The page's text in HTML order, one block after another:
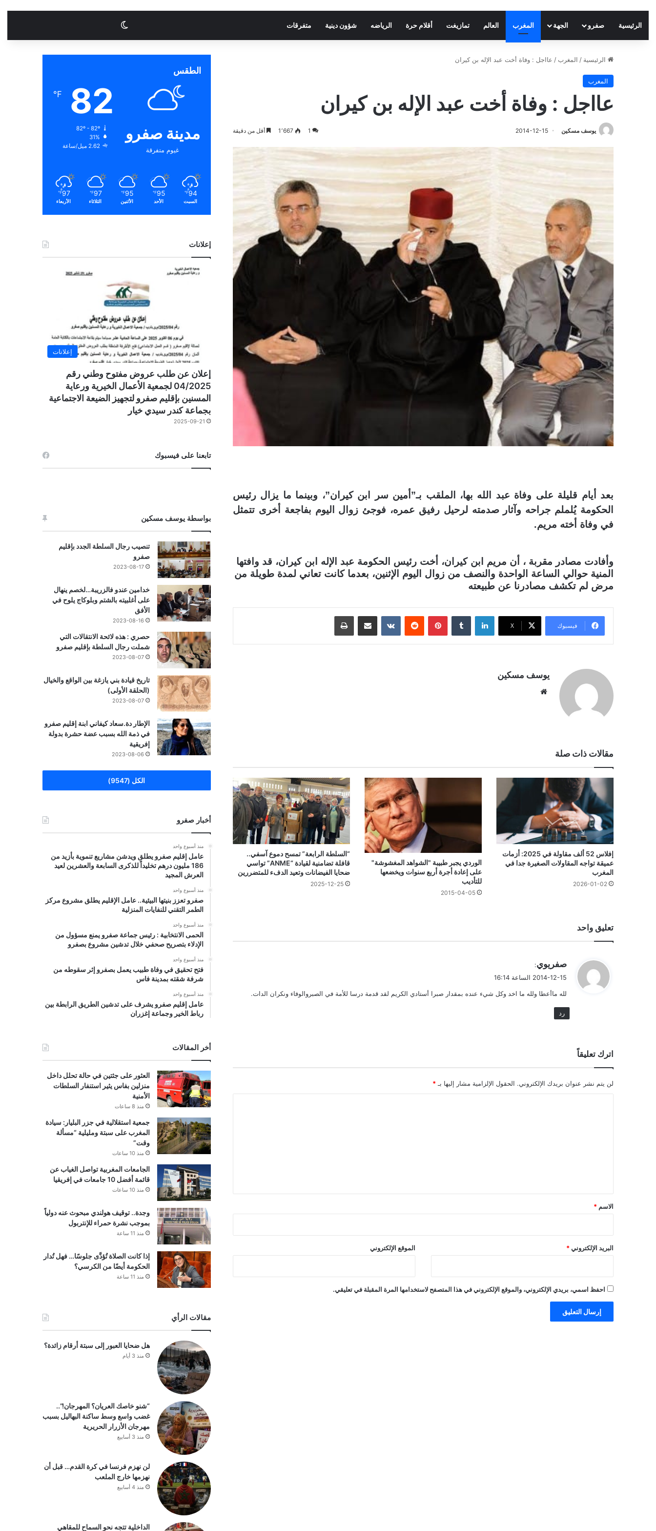
الرئيسية صفرو الجهة المغرب العالم تمازيغت أقلام حرة الرياضه شؤون دينية متفرقات الوضع المظلم
الرئيسية / المغرب / عااجل : وفاة أخت عبد الإله بن كيران
المغرب
عااجل : وفاة أخت عبد الإله بن كيران
يوسف مسكين 2014-12-15
1 1٬667 أقل من دقيقة
بعد أيام قليلة على وفاة عبد الله بها، الملقب بـ”أمين سر ابن كيران”، وبينما ما يزال رئيس
الحكومة يُلملم جراحه وآثار صدمته لرحيل رفيق عمره، فوجئ زوال اليوم بفاجعة أخرى تتمثل
في وفاة أخته مريم.
وأفادت مصادر مقربة ، أن مريم ابن كيران، أخت رئيس الحكومة عبد الإله ابن كيران، قد وافتها
المنية حوالي الساعة الواحدة والنصف من زوال اليوم الإثنين، بعدما كانت تعاني لمدة طويلة من
مرض لم تكشف مصادرنا عن طبيعته
فيسبوك ‫X
لينكدإن بينتيريست مشاركة عبر البريد طباعة
يوسف مسكين
مقالات ذات صلة
إفلاس 52 ألف مقاولة في 2025: أزمات
عميقة تواجه المقاولات الصغيرة جدا في
المغرب
2026-01-02
الوردي يجبر طبيبة "الشواهد المغشوشة"
على إعادة أجرة أربع سنوات ويخضعها
للتأديب
2015-04-05
“السلطة الرابعة” تمسح دموع آسفي..
قافلة تضامنية لقيادة “ANME” تواسي
ضحايا الفيضانات وتعيد الدفء للمتضررين
2025-12-25
تعليق واحد
ي
ق
ل
صفريوي:
2014-12-15 الساعة 16:14
لله ماأعطا ولله ما اخد وكل شيء عنده بمقدار صبرا أستادي الكريم لقد قدمة درسا للأمة في الصبروالوفاء ونكران الدات.
رد
اترك تعليقاً
لن يتم نشر عنوان بريدك الإلكتروني. الحقول الإلزامية مشار إليها بـ *
*
الاسم *
البريد الإلكتروني * الموقع الإلكتروني
احفظ اسمي، بريدي الإلكتروني، والموقع الإلكتروني في هذا المتصفح لاستخدامها المرة المقبلة في تعليقي.
الطقس
مدينة صفرو
غيوم متفرقة
82
℉
82º - 82º
31%
2.62 ميل/ساعة
94
℉
السبت
95
℉
الأحد
95
℉
الأثنين
97
℉
الثلاثاء
97
℉
الأربعاء
إعلانات
إعلانات
إعلان عن طلب عروض مفتوح وطني رقم
04/2025 لجمعية الأعمال الخيرية ورعاية
المسنين بإقليم صفرو لتجهيز الضيعة الاجتماعية
بجماعة كندر سيدي خيار
2025-09-21
تابعنا على فيسبوك
بواسطة يوسف مسكين
تنصيب رجال السلطة الجدد بإقليم
صفرو
2023-08-17
خدامين عندو فالزريبة…لخصم ينهال
على أغلبيته بالشتم وبلوكاج يلوح في
الأفق
2023-08-16
حصري : هذه لائحة الانتقالات التي
شملت رجال السلطة بإقليم صفرو
2023-08-07
تاريخ قيادة بني يازغة بين الواقع والخيال
(الحلقة الأولى)
2023-08-07
الإطار دة.سعاد كيفاني ابنة إقليم صفرو
في ذمة الله بسبب عضة حشرة بدولة
إفريقية
2023-08-06
الكل (9547)
أخبار صفرو
منذ أسبوع واحد
عامل إقليم صفرو يطلق ويدشن مشاريع تنموية بأزيد من
186 مليون درهم تخليداً للذكرى السابعة والعشرين لعيد
العرش المجيد
منذ أسبوع واحد
صفرو تعزز بنيتها البيئية.. عامل الإقليم يطلق مشروع مركز
الطمر التقني للنفايات المنزلية
منذ أسبوع واحد
الحمى الانتخابية : رئيس جماعة صفرو يمنع مسؤول من
الإدلاء بتصريح صحفي خلال تدشين مشروع بصفرو
منذ أسبوع واحد
فتح تحقيق في وفاة طبيب يعمل بصفرو إثر سقوطه من
شرفة شقته بمدينة فاس
منذ أسبوع واحد
عامل إقليم صفرو يشرف على تدشين الطريق الرابطة بين
رباط الخير وجماعة إغزران
أخر المقالات
العثور على جثتين في حالة تحلل داخل
منزلين بفاس يثير استنفار السلطات
الأمنية
منذ 8 ساعات
جمعية استقلالية في جزر البليار: سيادة
المغرب على سبتة ومليلية “مسألة
وقت”
منذ 10 ساعات
الجامعات المغربية تواصل الغياب عن
قائمة أفضل 10 جامعات في إفريقيا
منذ 10 ساعات
وجدة.. توقيف هولندي مبحوث عنه دولياً
بموجب نشرة حمراء للإنتربول
منذ 11 ساعة
إذا كانت الصلاة تُؤدَّى جلوسًا… فهل تُدار
الحكومة أيضًا من الكرسي؟
منذ 11 ساعة
مقالات الرأي
هل ضحايا العبور إلى سبتة أرقام زائدة؟
منذ 3 أيام
“شنو خاصك العريان؟ المهرجان!”..
غضب واسع وسط ساكنة البهاليل بسبب
مهرجان الأزرار الحريرية
منذ 3 أسابيع
لن نهزم فرنسا في كرة القدم… قبل أن
نهزمها خارج الملعب
منذ 4 أسابيع
الداخلية تتجه نحو السماح للمقاهي